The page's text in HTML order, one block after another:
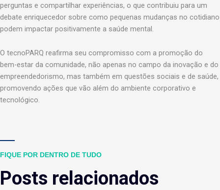
perguntas e compartilhar experiências, o que contribuiu para um
debate enriquecedor sobre como pequenas mudanças no cotidiano
podem impactar positivamente a saúde mental.
O tecnoPARQ reafirma seu compromisso com a promoção do
bem-estar da comunidade, não apenas no campo da inovação e do
empreendedorismo, mas também em questões sociais e de saúde,
promovendo ações que vão além do ambiente corporativo e
tecnológico.
FIQUE POR DENTRO DE TUDO
Posts relacionados